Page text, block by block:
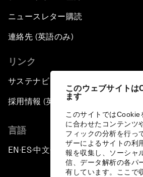
このウェブサイト
ます
このサイトではCookie
に合わせたコンテンツ
フィックの分析を行っ
ザーによるサイトの利
報を収集し、ソーシャ
信、データ解析の各パ
有しています。ここで
ニュースレター購読
連絡先 (英語のみ)
リンク
サステナビリティへの取り組み
採用情報 (英語のみ)
言語
EN ▪ES▪中文▪ 日本語